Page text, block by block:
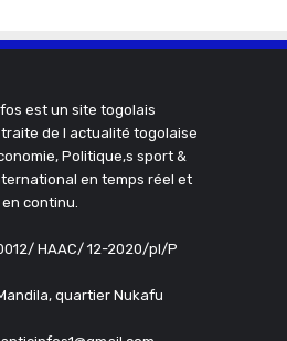
est un site togolais
de l actualité togolaise
Politique,s sport &
en temps réel et
en continu.
HAAC/ 12-2020/pl/P
quartier Nukafu